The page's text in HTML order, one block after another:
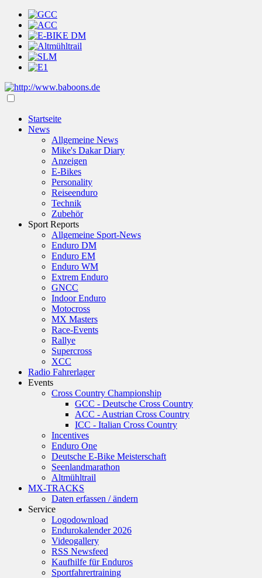
Startseite
News
Allgemeine News
Mike's Dakar Diary
Anzeigen
E-Bikes
Personality
Reiseenduro
Technik
Zubehör
Sport Reports
Allgemeine Sport-News
Enduro DM
Enduro EM
Enduro WM
Extrem Enduro
GNCC
Indoor Enduro
Motocross
MX Masters
Race-Events
Rallye
Supercross
XCC
Radio Fahrerlager
Events
Cross Country Championship
GCC - Deutsche Cross Country
ACC - Austrian Cross Country
ICC - Italian Cross Country
Incentives
Enduro One
Deutsche E-Bike Meisterschaft
Seenlandmarathon
Altmühltrail
MX-TRACKS
Daten erfassen / ändern
Service
Logodownload
Endurokalender 2026
Videogallery
RSS Newsfeed
Kaufhilfe für Enduros
Sportfahrertraining